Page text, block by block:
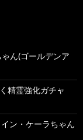
ん(ゴールデンア
精霊強化ガチャ
ン・ケーラちゃん